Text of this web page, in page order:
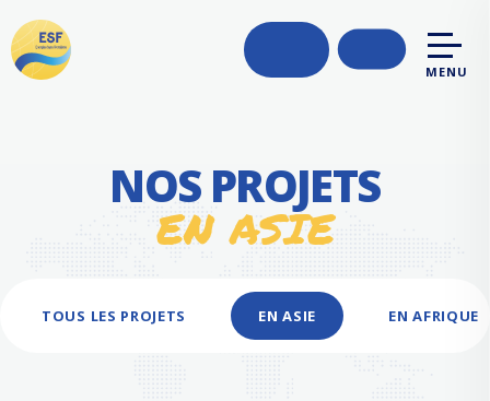
MENU
NOS PROJETS
EN ASIE
TOUS LES PROJETS EN AFRIQUE
EN ASIE